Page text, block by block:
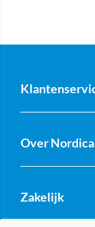
Over
Zakelijk